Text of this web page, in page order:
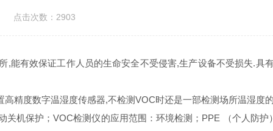
点击次数：2903
有效保证工作人员的生命安全不受侵害,生产设备不受损失.具
精度数字温湿度传感器,不检测VOC时还是一部检测场所温湿度
机保护；VOC检测仪的应用范围：环境检测；PPE （个人防护